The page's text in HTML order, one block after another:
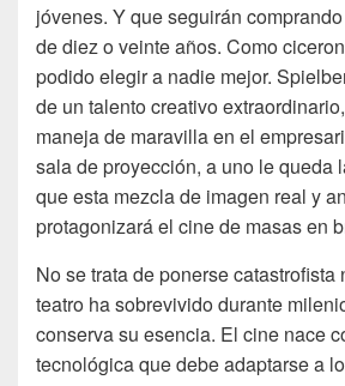
jóvenes. Y que seguirán
de diez o veinte años. Como
podido elegir a nadie mejor.
de un talento creativo
maneja de maravilla en el
sala de proyección, a uno le queda
que esta mezcla de imagen real y
protagonizará el cine de masas en
No se trata de ponerse
teatro ha sobrevivido durante
conserva su esencia. El cine nace
tecnológica que debe adaptarse a